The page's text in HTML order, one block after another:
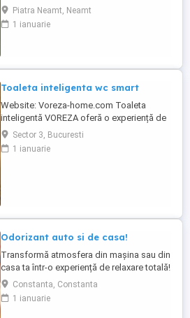
licitație publică cu strigare pentru
valorificarea bunurilor mobile specifice
activității de tip after school, la un preț
mobilier (mese, scaune, ...
Piatra Neamt, Neamt
1 ianuarie
Toaleta inteligenta wc smart
Website: Voreza-home.com Toaleta
inteligentă VOREZA oferă o experiență de
înaltă clasă în baie. Aceasta dispune de
numeroase funcții premium precum
deschidere automată, bideu cu apă caldă,
Sector 3, Bucuresti
1 ianuarie
Odorizant auto si de casa!
Transformă atmosfera din mașina sau din
casa ta într-o experiență de relaxare totală!
Acest dispozitiv inovator combină
beneficiile aromaterapiei cu un efect
vizual spectaculos de plafon instelat
Constanta, Constanta
1 ianuarie